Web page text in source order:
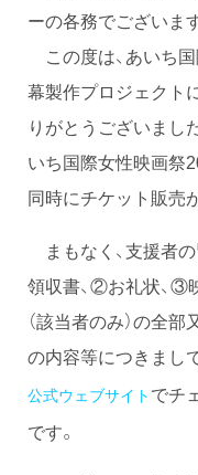
ーの各務でございま
この度は、あいち
幕製作プロジェクト
りがとうございまし
いち国際女性映画祭
同時にチケット販売
まもなく、支援者
領収書、②お礼状、
（該当者のみ）の全
の内容等につきまして
公式ウェブサイト でチ
です。